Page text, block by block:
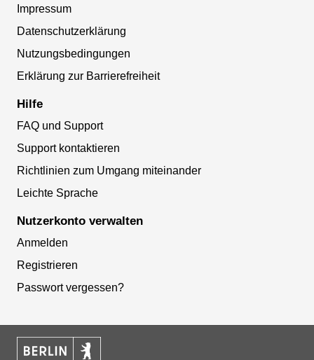
Impressum
Datenschutzerklärung
Nutzungsbedingungen
Erklärung zur Barrierefreiheit
Hilfe
FAQ und Support
Support kontaktieren
Richtlinien zum Umgang miteinander
Leichte Sprache
Nutzerkonto verwalten
Anmelden
Registrieren
Passwort vergessen?